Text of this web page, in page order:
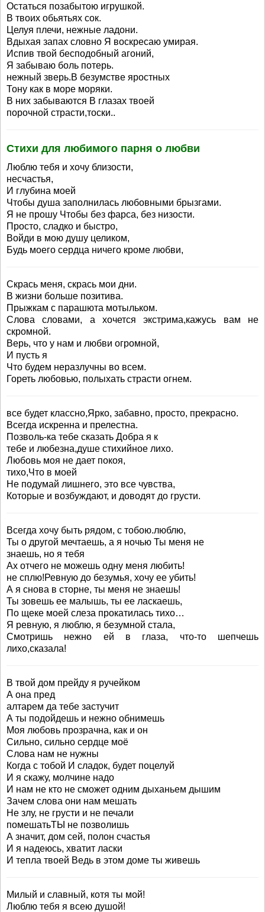
Остаться позабытою игрушкой.
В твоих обьятьях сок.
Целуя плечи, нежные ладони.
Вдыхая запах словно Я воскресаю умирая.
Испив твой бесподобный агоний,
Я забываю боль потерь.
нежный зверь.В безумстве яростных
Тону как в море моряки.
В них забываются В глазах твоей
порочной страсти,тоски..
Стихи для любимого парня о любви
Люблю тебя и хочу близости,
несчастья,
И глубина моей
Чтобы душа заполнилась любовными брызгами.
Я не прошу Чтобы без фарса, без низости.
Просто, сладко и быстро,
Войди в мою душу целиком,
Будь моего сердца ничего кроме любви,
Скрась меня, скрась мои дни.
В жизни больше позитива.
Прыжкам с парашюта мотыльком.
Слова словами, а хочется экстрима,кажусь вам не
скромной.
Верь, что у нам и любви огромной,
И пусть я
Что будем неразлучны во всем.
Гореть любовью, полыхать страсти огнем.
все будет классно,Ярко, забавно, просто, прекрасно.
Всегда искренна и прелестна.
Позволь-ка тебе сказать Добра я к
тебе и любезна,душе стихийное лихо.
Любовь моя не дает покоя,
тихо,Что в моей
Не подумай лишнего, это все чувства,
Которые и возбуждают, и доводят до грусти.
Всегда хочу быть рядом, с тобою.люблю,
Ты о другой мечтаешь, а я ночью Ты меня не
знаешь, но я тебя
Ах отчего не можешь одну меня любить!
не сплю!Ревную до безумья, хочу ее убить!
А я снова в сторне, ты меня не знаешь!
Ты зовешь ее малышь, ты ее ласкаешь,
По щеке моей слеза прокатилась тихо…
Я ревную, я люблю, я безумной стала,
Смотришь нежно ей в глаза, что-то шепчешь
лихо,сказала!
В твой дом прейду я ручейком
А она пред
алтарем да тебе застучит
А ты подойдешь и нежно обнимешь
Моя любовь прозрачна, как и он
Сильно, сильно сердце моё
Слова нам не нужны
Когда с тобой И сладок, будет поцелуй
И я скажу, молчине надо
И нам не кто не сможет одним дыханьем дышим
Зачем слова они нам мешать
Не злу, не грусти и не печали
помешатьТЫ не позволишь
А значит, дом сей, полон счастья
И я надеюсь, хватит ласки
И тепла твоей Ведь в этом доме ты живешь
Милый и славный, котя ты мой!
Люблю тебя я всею душой!